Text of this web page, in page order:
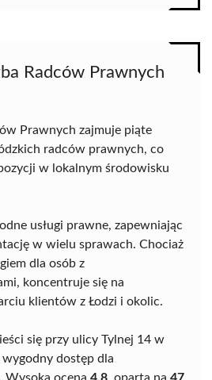
Radców Prawnych
Prawnych zajmuje piąte
radców prawnych, co
w lokalnym środowisku
usługi prawne, zapewniając
w wielu sprawach. Chociaż
dla osób z
koncentruje się na
klientów z Łodzi i okolic.
się przy ulicy Tylnej 14 w
dostęp dla